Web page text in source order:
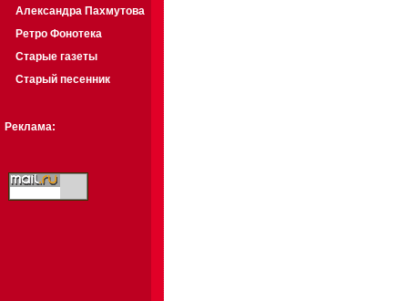
Александра Пахмутова
Ретро Фонотека
Старые газеты
Старый песенник
Реклама: